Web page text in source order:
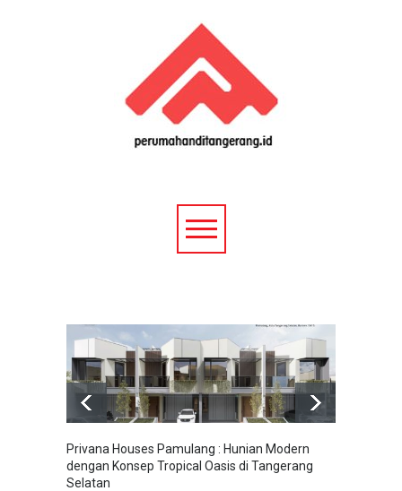
Privana Houses Pamulang : Hunian Modern
dengan Konsep Tropical Oasis di Tangerang
Selatan